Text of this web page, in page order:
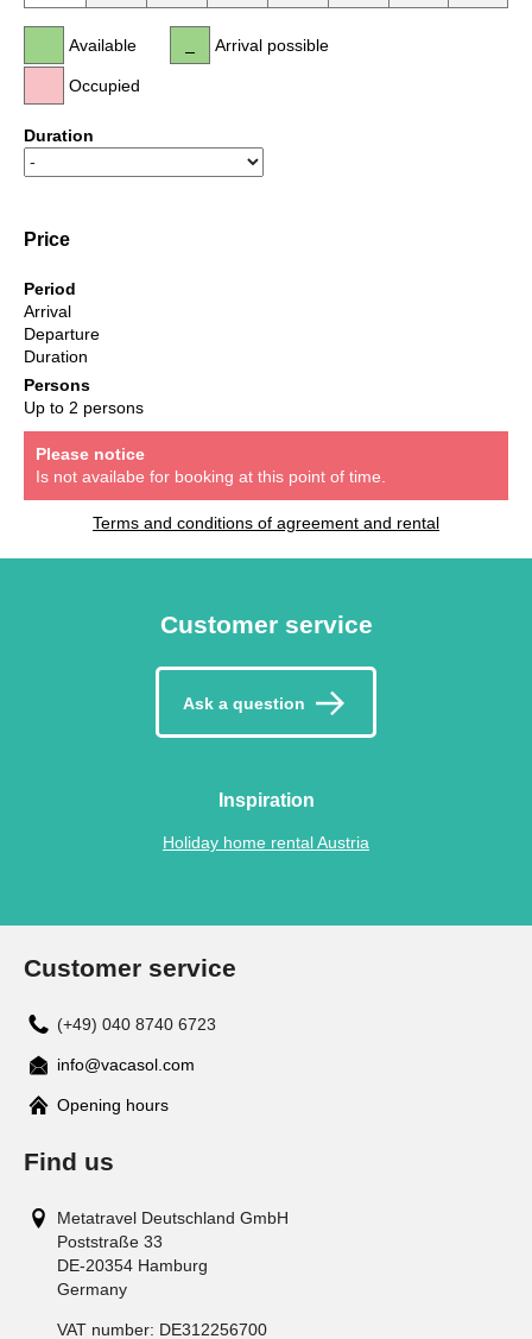
Available
Occupied
Arrival possible
Duration
Price
Period
Arrival
Departure
Duration
Persons
Up to 2 persons
Please notice
Is not availabe for booking at this point of time.
Terms and conditions of agreement and rental
Customer service
Ask a question
Inspiration
Holiday home rental Austria
Customer service
(+49) 040 8740 6723
info@vacasol.com
Opening hours
Find us
Metatravel Deutschland GmbH
Poststraße 33
DE-20354 Hamburg
Germany
VAT number: DE312256700